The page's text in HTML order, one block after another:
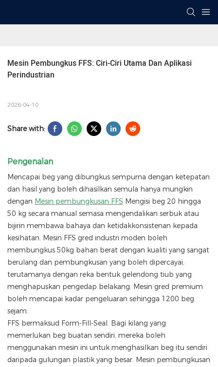
Mesin Pembungkus FFS: Ciri-Ciri Utama Dan Aplikasi
Perindustrian
2026-04-10
Share with:
Pengenalan
Mencapai beg yang dibungkus sempurna dengan ketepatan
dan hasil yang boleh dihasilkan semula hanya mungkin
dengan Mesin pembungkusan FFS Mengisi beg 20 hingga
50 kg secara manual semasa mengendalikan serbuk atau
bijirin membawa bahaya dan ketidakkonsistenan kepada
kesihatan. Mesin FFS gred industri moden boleh
membungkus 50kg bahan berat dengan kualiti yang sangat
berulang dan pembungkusan yang boleh dipercayai,
terutamanya dengan reka bentuk gelendong tiub yang
menghapuskan pengedap belakang. Mesin gred premium
boleh mencapai kadar pengeluaran sehingga 1200 beg
sejam.
FFS bermaksud Form-Fill-Seal. Bagi kilang yang
memerlukan beg buatan sendiri, mereka boleh
menggunakan mesin ini untuk menghasilkan beg itu sendiri
daripada gulungan plastik yang besar. Mesin pembungkusan